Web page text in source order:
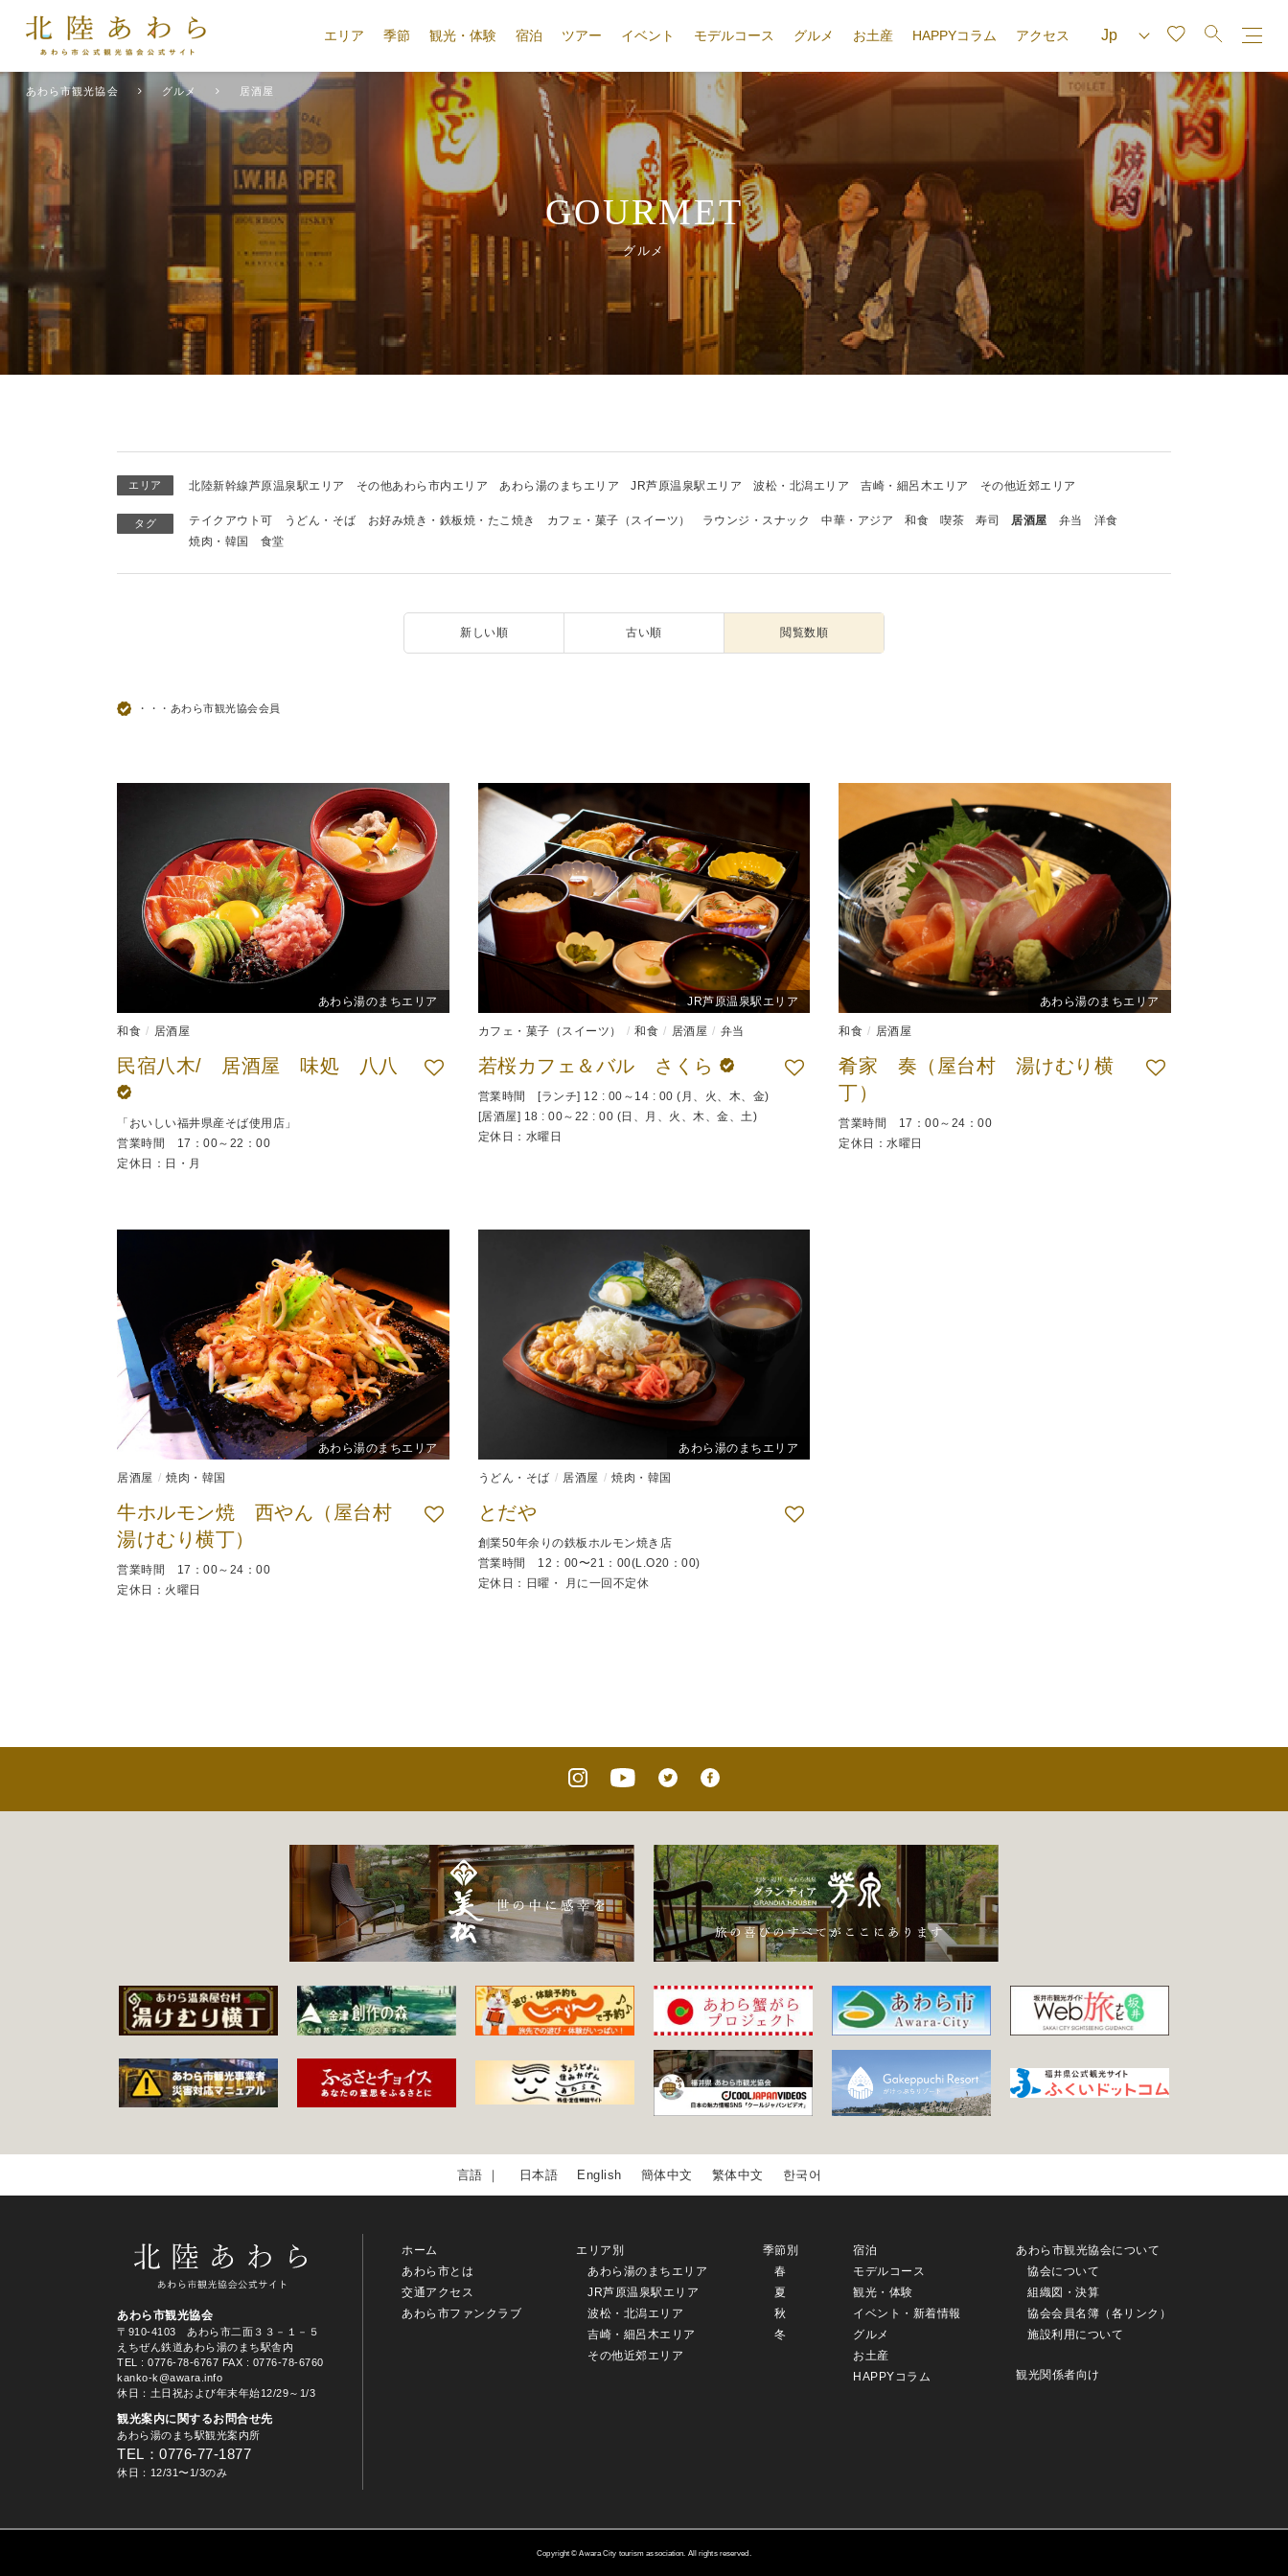
エリア 季節 観光・体験 宿泊 ツアー イベント モデルコース グルメ お土産 HAPPYコラム アクセス
あわら市観光協会 グルメ 居酒屋
GOURMET
グルメ
エリア 北陸新幹線芦原温泉駅エリア その他あわら市内エリア あわら湯のまちエリア JR芦原温泉駅エリア 波松・北潟エリア 吉崎・細呂木エリア その他近郊エリア
タグ テイクアウト可 うどん・そば お好み焼き・鉄板焼・たこ焼き カフェ・菓子（スイーツ） ラウンジ・スナック 中華・アジア 和食 喫茶 寿司 居酒屋 弁当
洋食
焼肉・韓国
食堂
新しい順 古い順 閲覧数順
・・・あわら市観光協会会員
あわら湯のまちエリア
和食 居酒屋
民宿八木/ 居酒屋 味処 八八
「おいしい福井県産そば使用店」
営業時間 17：00～22：00
定休日：日・月
JR芦原温泉駅エリア
カフェ・菓子（スイーツ） 和食 居酒屋 弁当
若桜カフェ＆バル さくら
営業時間 [ランチ] 12 : 00～14 : 00 (月、火、木、金)
[居酒屋] 18 : 00～22 : 00 (日、月、火、木、金、土)
定休日：水曜日
あわら湯のまちエリア
和食 居酒屋
肴家 奏（屋台村 湯けむり横
丁）
営業時間 17：00～24：00
定休日：水曜日
あわら湯のまちエリア
居酒屋 焼肉・韓国
牛ホルモン焼 西やん（屋台村
湯けむり横丁）
営業時間 17：00～24：00
定休日：火曜日
あわら湯のまちエリア
うどん・そば 居酒屋 焼肉・韓国
とだや
創業50年余りの鉄板ホルモン焼き店
営業時間 12：00〜21：00(L.O20：00)
定休日：日曜・ 月に一回不定休
日本語 English 簡体中文 繁体中文 한국어
あわら市観光協会
〒910-4103 あわら市二面３３－１－５
えちぜん鉄道あわら湯のまち駅舎内
TEL
: 0776-78-6767 FAX : 0776-78-6760
kanko-k@awara.info
休日：土日祝および年末年始12/29～1/3
観光案内に関するお問合せ先
あわら湯のまち駅観光案内所
TEL：0776-77-1877
休日：12/31〜1/3のみ
ホーム
あわら市とは
交通アクセス
あわら市ファンクラブ
エリア別
あわら湯のまちエリア
JR芦原温泉駅エリア
波松・北潟エリア
吉崎・細呂木エリア
その他近郊エリア
季節別
春
夏
秋
冬
宿泊
モデルコース
観光・体験
イベント・新着情報
グルメ
お土産
HAPPYコラム
あわら市観光協会について
協会について
組織図・決算
協会会員名簿（各リンク）
施設利用について
観光関係者向け
Copyright © Awara City tourism association. All rights reserved.